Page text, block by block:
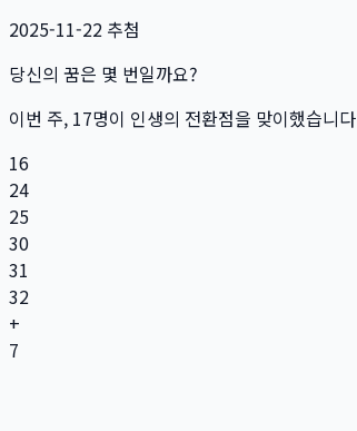
2025-11-22 추첨
당신의 꿈은 몇 번일까요?
이번 주, 17명이 인생의 전환점을 맞이했습니다
16
24
25
30
31
32
+
7